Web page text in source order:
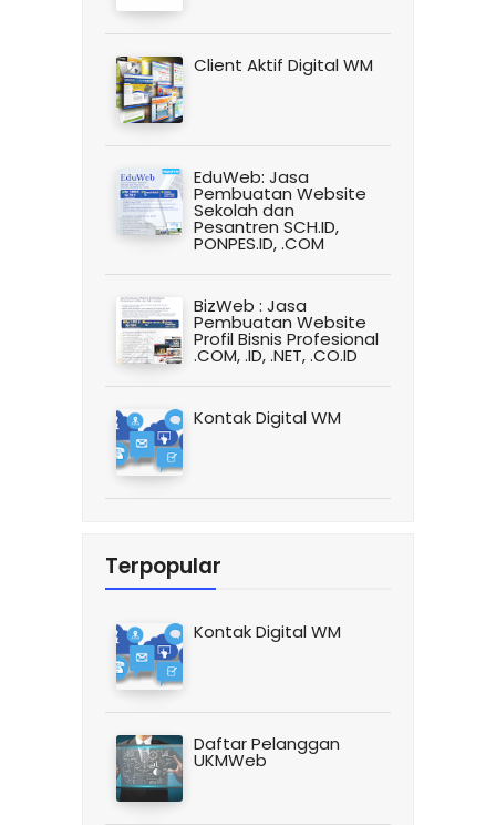
Client Aktif Digital WM
EduWeb: Jasa
Pembuatan Website
Sekolah dan
Pesantren SCH.ID,
PONPES.ID, .COM
BizWeb : Jasa
Pembuatan Website
Profil Bisnis Profesional
.COM, .ID, .NET, .CO.ID
Kontak Digital WM
Terpopular
Kontak Digital WM
Daftar Pelanggan
UKMWeb